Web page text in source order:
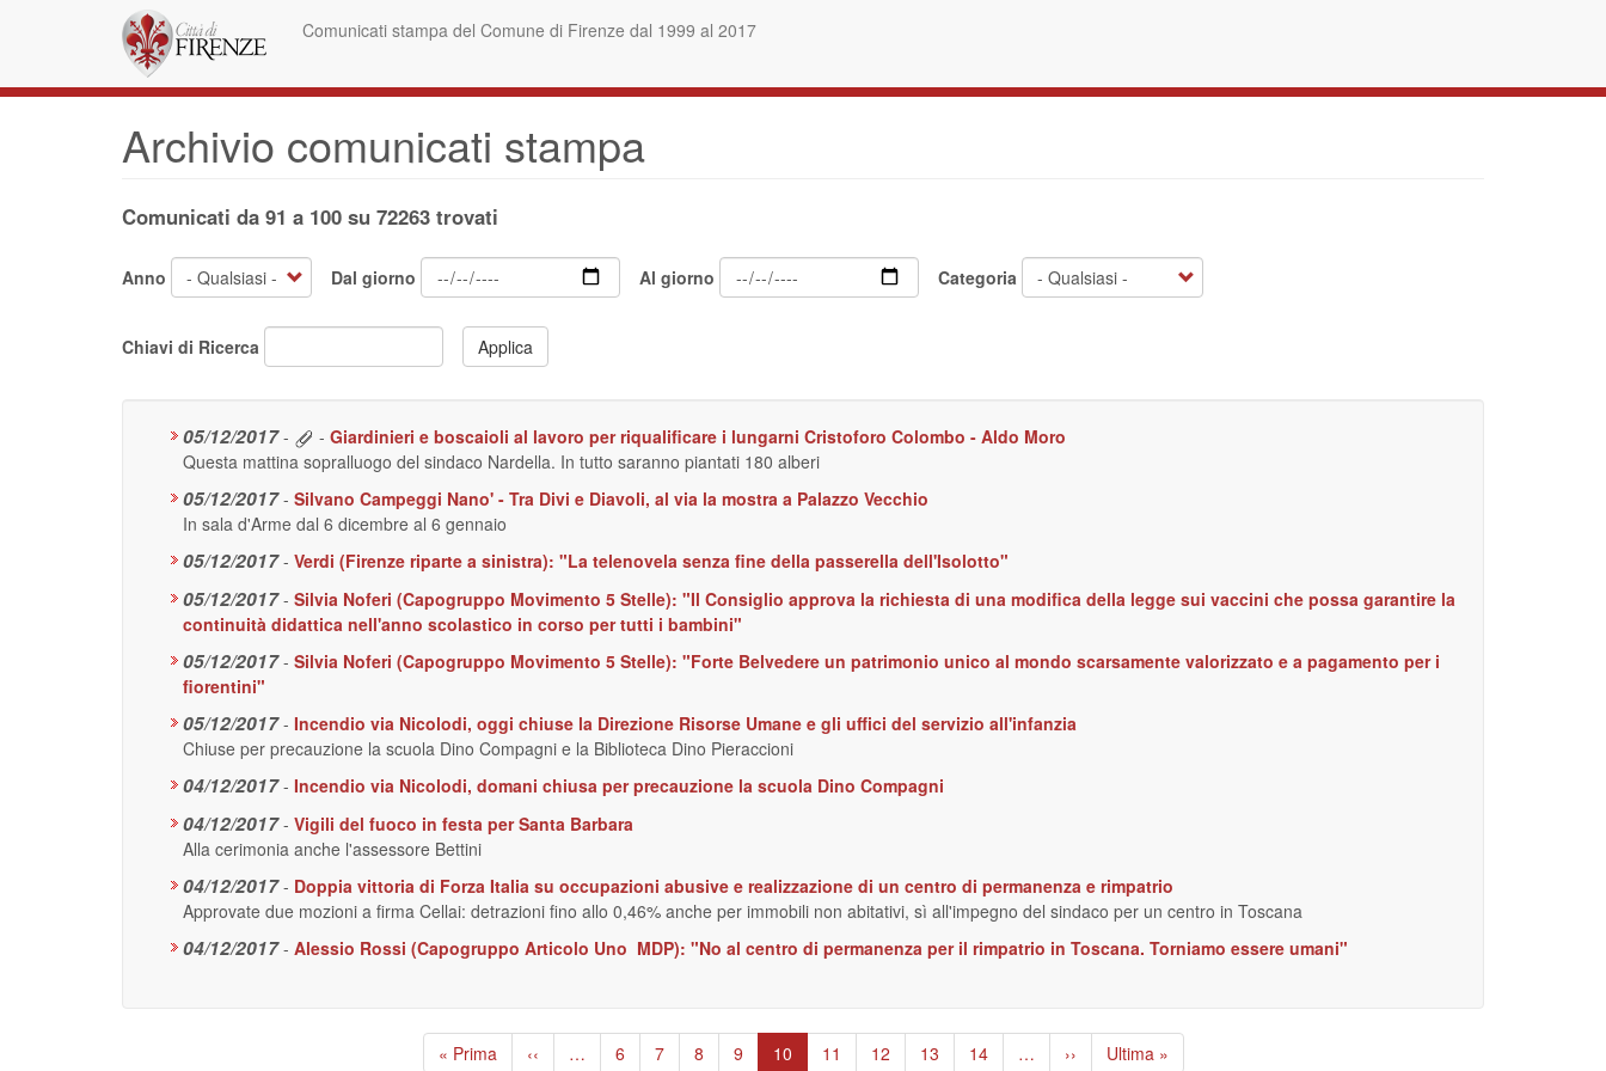
principale
Comunicati stampa del Comune di Firenze dal 1999 al 2017
Archivio comunicati stampa
Comunicati da 91 a 100 su 72263 trovati
Anno Dal giorno Al giorno Categoria
Chiavi di Ricerca Applica
05/12/2017 - - Giardinieri e boscaioli al lavoro per riqualificare i lungarni Cristoforo Colombo - Aldo Moro
Questa mattina sopralluogo del sindaco Nardella. In tutto saranno piantati 180 alberi
05/12/2017 - Silvano Campeggi Nano' - Tra Divi e Diavoli, al via la mostra a Palazzo Vecchio
In sala d'Arme dal 6 dicembre al 6 gennaio
05/12/2017 - Verdi (Firenze riparte a sinistra): "La telenovela senza fine della passerella dell'Isolotto"
05/12/2017 - Silvia Noferi (Capogruppo Movimento 5 Stelle): "Il Consiglio approva la richiesta di una modifica della legge sui vaccini che possa garantire la
continuità didattica nell'anno scolastico in corso per tutti i bambini"
05/12/2017 - Silvia Noferi (Capogruppo Movimento 5 Stelle): "Forte Belvedere un patrimonio unico al mondo scarsamente valorizzato e a pagamento per i
fiorentini"
05/12/2017 - Incendio via Nicolodi, oggi chiuse la Direzione Risorse Umane e gli uffici del servizio all'infanzia
Chiuse per precauzione la scuola Dino Compagni e la Biblioteca Dino Pieraccioni
04/12/2017 - Incendio via Nicolodi, domani chiusa per precauzione la scuola Dino Compagni
04/12/2017 - Vigili del fuoco in festa per Santa Barbara
Alla cerimonia anche l'assessore Bettini
04/12/2017 - Doppia vittoria di Forza Italia su occupazioni abusive e realizzazione di un centro di permanenza e rimpatrio
Approvate due mozioni a firma Cellai: detrazioni fino allo 0,46% anche per immobili non abitativi, sì all'impegno del sindaco per un centro in Toscana
04/12/2017 - Alessio Rossi (Capogruppo Articolo Uno  MDP): "No al centro di permanenza per il rimpatrio in Toscana. Torniamo essere umani"
Prima
« Prima
Pagina
‹‹ … Page
6 Page
7 Page
8 Page
9
Pagina
10 Page
11 Page
12 Page
13 Page
14 …
Pagina
››
Ultima
Ultima »